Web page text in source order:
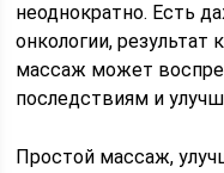
неоднократно. Есть
онкологии,
массаж может
последствиям и
Простой массаж,